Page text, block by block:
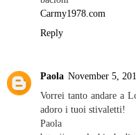
Carmy1978.com
Reply
Paola November 5,
Vorrei tanto andare a
adoro i tuoi stivaletti!
Paola